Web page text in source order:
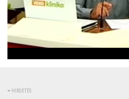
kikapcsolva
0%
0%
HIRDETÉS